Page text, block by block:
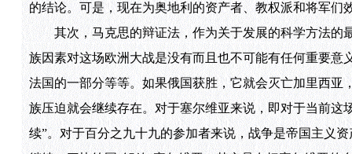
的结论。可是，现在为奥地利的资产者、教权派和将军
其次，马克思的辩证法，作为关于发展的科学方法的
族因素对这场欧洲大战是没有而且也不可能有任何重要
法国的一部分等等。如果俄国获胜，它就会灭亡加里西亚
族压迫就会继续存在。对于塞尔维亚来说，即对于当前
续”。对于百分之九十九的参加者来说，战争是帝国主义